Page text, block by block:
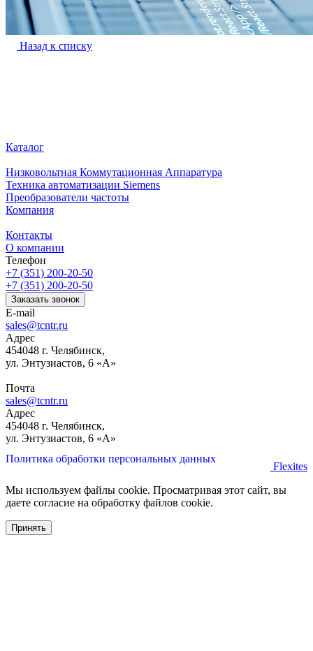
Назад к списку
Каталог
Низковольтная Коммутационная Аппаратура
Техника автоматизации Siemens
Преобразователи частоты
Компания
Контакты
О компании
Телефон
+7 (351) 200-20-50
+7 (351) 200-20-50
Заказать звонок
E-mail
sales@tcntr.ru
Адрес
454048 г. Челябинск,
ул. Энтузиастов, 6 «А»
Почта
sales@tcntr.ru
Адрес
454048 г. Челябинск,
ул. Энтузиастов, 6 «А»
Политика обработки персональных данных
Flexites
Мы используем файлы cookie. Просматривая этот сайт, вы
даете согласие на обработку файлов cookie.
Принять